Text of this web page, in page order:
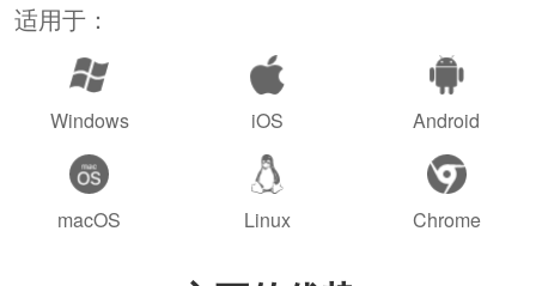
适用于：
Windows iOS Android
macOS Linux Chrome